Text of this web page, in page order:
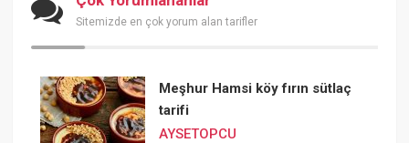
Sitemizde en çok yorum alan tarifler
Meşhur Hamsi köy fırın sütlaç
tarifi
AYSETOPCU